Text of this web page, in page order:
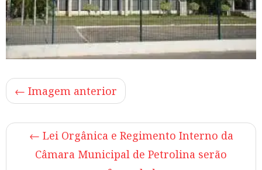
← Imagem anterior
← Lei Orgânica e Regimento Interno da
Câmara Municipal de Petrolina serão